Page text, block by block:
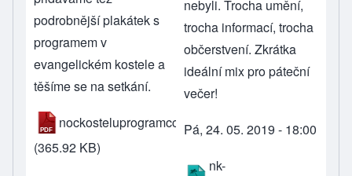
podrobnější plakátek s
programem v
evangelickém kostele a
těšíme se na setkání.
nockosteluprogramcce.pdf
(365.92 KB)
nebyli. Trocha umění,
trocha informací, trocha
občerstvení. Zkrátka
ideální mix pro páteční
večer!
Pá, 24. 05. 2019 - 18:00
nk-